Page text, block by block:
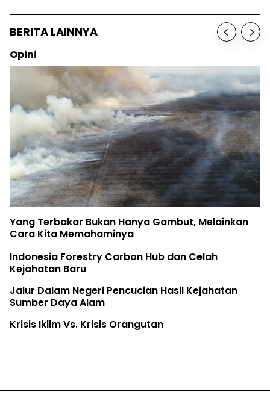
BERITA LAINNYA
Opini
Yang Terbakar Bukan Hanya Gambut, Melainkan
Cara Kita Memahaminya
Indonesia Forestry Carbon Hub dan Celah
Kejahatan Baru
Jalur Dalam Negeri Pencucian Hasil Kejahatan
Sumber Daya Alam
Krisis Iklim Vs. Krisis Orangutan